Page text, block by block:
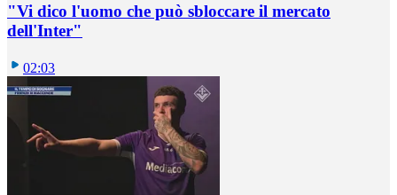
"Vi dico l'uomo che può sbloccare il mercato
dell'Inter"
02:03